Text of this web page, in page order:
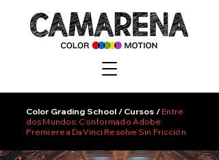
Color Grading School / Cursos / Entre
dos Mundos: Conformado Adobe
Premiere a DaVinci Resolve Sin Fricción